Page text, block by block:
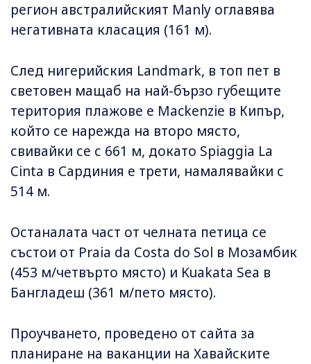
регион австралийският Manly оглавява
негативната класация (161 м).
След нигерийския Landmark, в топ пет в
световен мащаб на най-бързо губещите
територия плажове е Mackenzie в Кипър,
който се нарежда на второ място,
свивайки се с 661 м, докато Spiaggia La
Cinta в Сардиния е трети, намалявайки с
514 м.
Останалата част от челната петица се
състои от Praia da Costa do Sol в Мозамбик
(453 м/четвърто място) и Kuakata Sea в
Бангладеш (361 м/пето място).
Проучването, проведено от сайта за
планиране на ваканции на Хавайските